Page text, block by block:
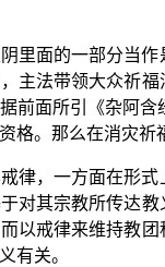
里面的一部分当
主法带领大众祈
前面所引《杂阿
格。那么在消灾
律，一方面在形
对其宗教所传达
以戒律来维持教
有关。